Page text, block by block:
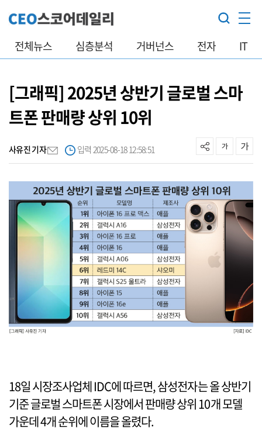
전체뉴스 심층분석 거버넌스 전자 IT
[그래픽] 2025년 상반기 글로벌 스마
트폰 판매량 상위 10위
사유진 기자 입력 2025-08-18 12:58:51
18일 시장조사업체 IDC에 따르면, 삼성전자는 올 상반기
기준 글로벌 스마트폰 시장에서 판매량 상위 10개 모델
가운데 4개 순위에 이름을 올렸다.